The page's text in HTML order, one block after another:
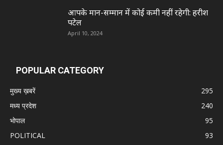
आपके मान-सम्मान में कोई कमी नहीं रहेगी: हरीश
पटेल
April 10, 2024
POPULAR CATEGORY
मुख्य ख़बरें
295
मध्य प्रदेश
240
भोपाल
95
POLITICAL
93